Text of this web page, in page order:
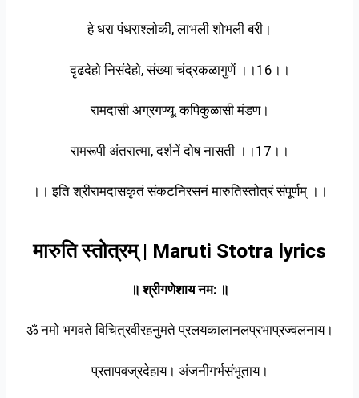
हे धरा पंधराश्लोकी, लाभली शोभली बरी।
दृढदेहो निसंदेहो, संख्या चंद्रकळागुणें ।।16।।
रामदासी अग्रगण्यू, कपिकुळासी मंडण।
रामरूपी अंतरात्मा, दर्शनें दोष नासती ।।17।।
।। इति श्रीरामदासकृतं संकटनिरसनं मारुतिस्तोत्रं संपूर्णम् ।।
मारुति स्तोत्रम् | Maruti Stotra lyrics
॥ श्रीगणेशाय नम: ॥
ॐ नमो भगवते विचित्रवीरहनुमते प्रलयकालानलप्रभाप्रज्वलनाय।
प्रतापवज्रदेहाय। अंजनीगर्भसंभूताय।